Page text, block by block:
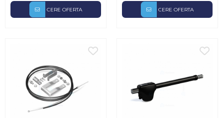
CERE OFERTA CERE OFERTA